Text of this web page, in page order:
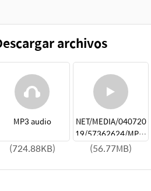
archivos
MP3 audio
(724.88KB)
NET/MEDIA/040720
19/57362624/MP4/
FULL_HD_1080I60_-
(56.77MB)